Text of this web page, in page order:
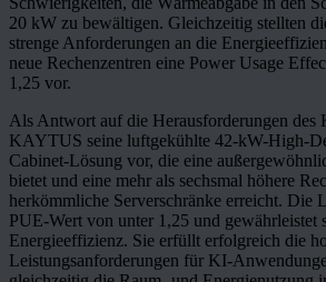
20 kW zu bewältigen. Gleichzeitig stellten
strenge Anforderungen an die
neue Rechenzentren eine Power Usage
1,25 vor.
Als Antwort auf die Herausforderungen des
KAYTUS seine luftgekühlte 42-kW-High-
Cabinet-Lösung vor, die eine
bietet und eine mehr als sechsmal höhere
herkömmliche Serverschränke erreicht. Die
PUE-Wert von unter 1,25 und gewährleistet
Energieeffizienz. Sie erfüllt erfolgreich die
Leistungsanforderungen für KI-